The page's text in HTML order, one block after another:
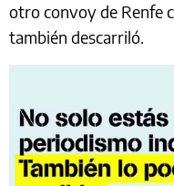
otro convoy de Renfe
también descarriló.